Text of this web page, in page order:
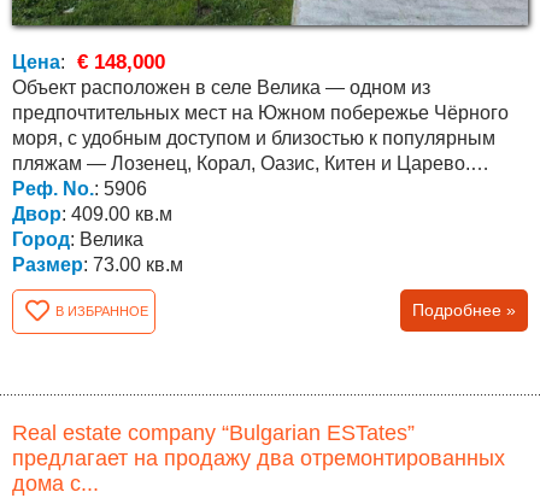
Цена: € 148,000
Объект расположен в селе Велика — одном из
предпочтительных мест на Южном побережье Чёрного
моря, с удобным доступом и близостью к популярным
пляжам — Лозенец, Корал, Оазис, Китен и Царево.
Расстояние до...
Реф. No.: 5906
Двор: 409.00 кв.м
Город: Велика
Размер: 73.00 кв.м
В ИЗБРАННОЕ Подробнее »
Real estate company “Bulgarian ESTates”
предлагает на продажу два отремонтированных
дома с...